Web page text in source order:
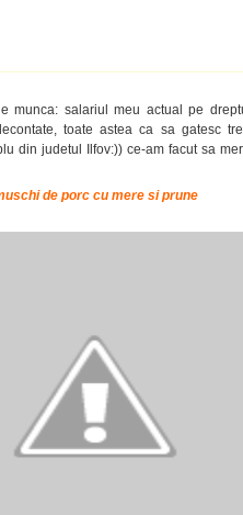
munca: salariul meu actual pe
toate astea ca sa gatesc
din judetul Ilfov:)) ce-am facut sa
de porc cu mere si prune